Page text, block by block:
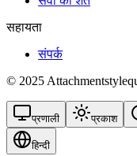
सहायता
संपर्क
© 2025
प्रणाली प्रकाश
हिन्दी